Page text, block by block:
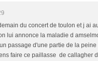
du concert de toulon et j ai
lui annonce la maladie d
passage d'une partie de la
faire ce paillasse de callagher